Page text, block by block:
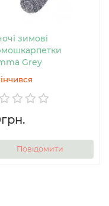
зимові
Grey
Повідомити